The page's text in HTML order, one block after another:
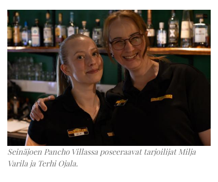
Seinäjoen Pancho Villassa poseeraavat tarjoilijat Milja
Varila ja Terhi Ojala.